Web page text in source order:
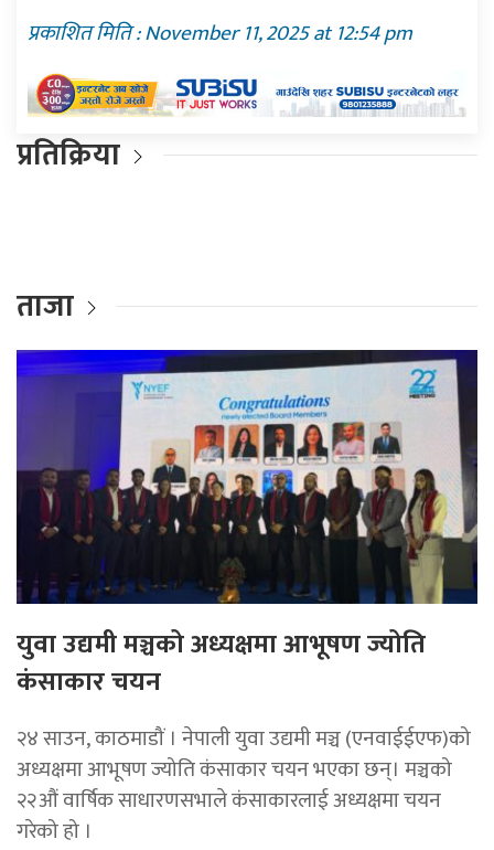
प्रकाशित मिति : November 11, 2025 at 12:54 pm
प्रतिक्रिया
ताजा
युवा उद्यमी मञ्चको अध्यक्षमा आभूषण ज्योति
कंसाकार चयन
२४ साउन, काठमाडौं । नेपाली युवा उद्यमी मञ्च (एनवाईईएफ)को
अध्यक्षमा आभूषण ज्योति कंसाकार चयन भएका छन्। मञ्चको
२२औं वार्षिक साधारणसभाले कंसाकारलाई अध्यक्षमा चयन
गरेको हो ।